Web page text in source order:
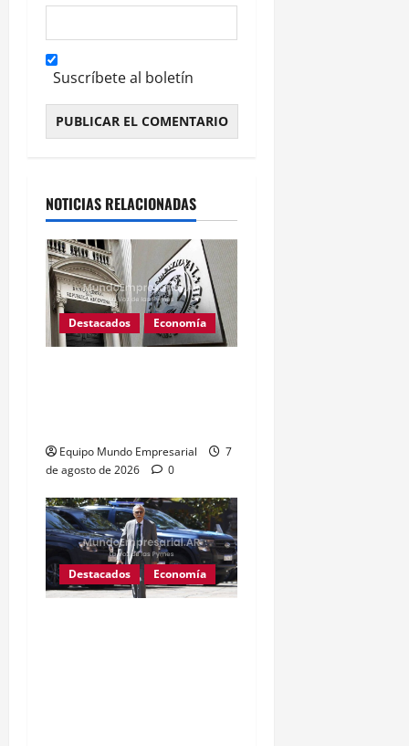
Suscríbete al boletín
NOTICIAS RELACIONADAS
Destacados Economía
Equipo Mundo Empresarial
7
de agosto de 2026
0
Destacados Economía